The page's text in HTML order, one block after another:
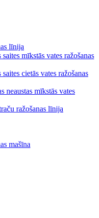
līnija
mīkstās vates ražošanas
cietās vates ražošanas
neaustas mīkstās vates
ražošanas līnija
mašīna